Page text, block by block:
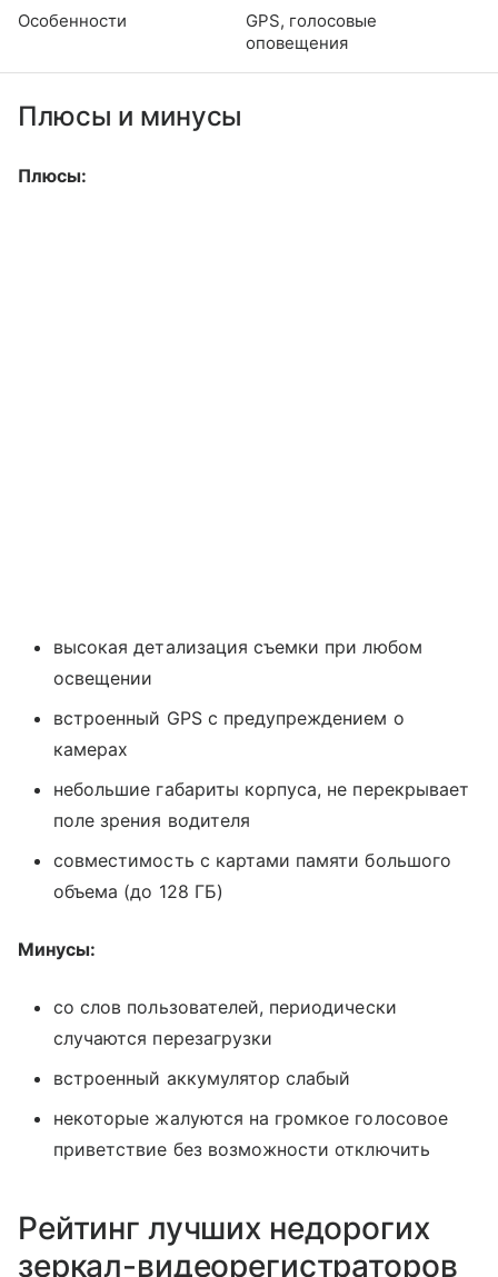
Особенности
GPS, голосовые
оповещения
Плюсы и минусы
Плюсы:
высокая детализация съемки при любом
освещении
встроенный GPS с предупреждением о
камерах
небольшие габариты корпуса, не перекрывает
поле зрения водителя
совместимость с картами памяти большого
объема (до 128 ГБ)
Минусы:
со слов пользователей, периодически
случаются перезагрузки
встроенный аккумулятор слабый
некоторые жалуются на громкое голосовое
приветствие без возможности отключить
Рейтинг лучших недорогих
зеркал-видеорегистраторов